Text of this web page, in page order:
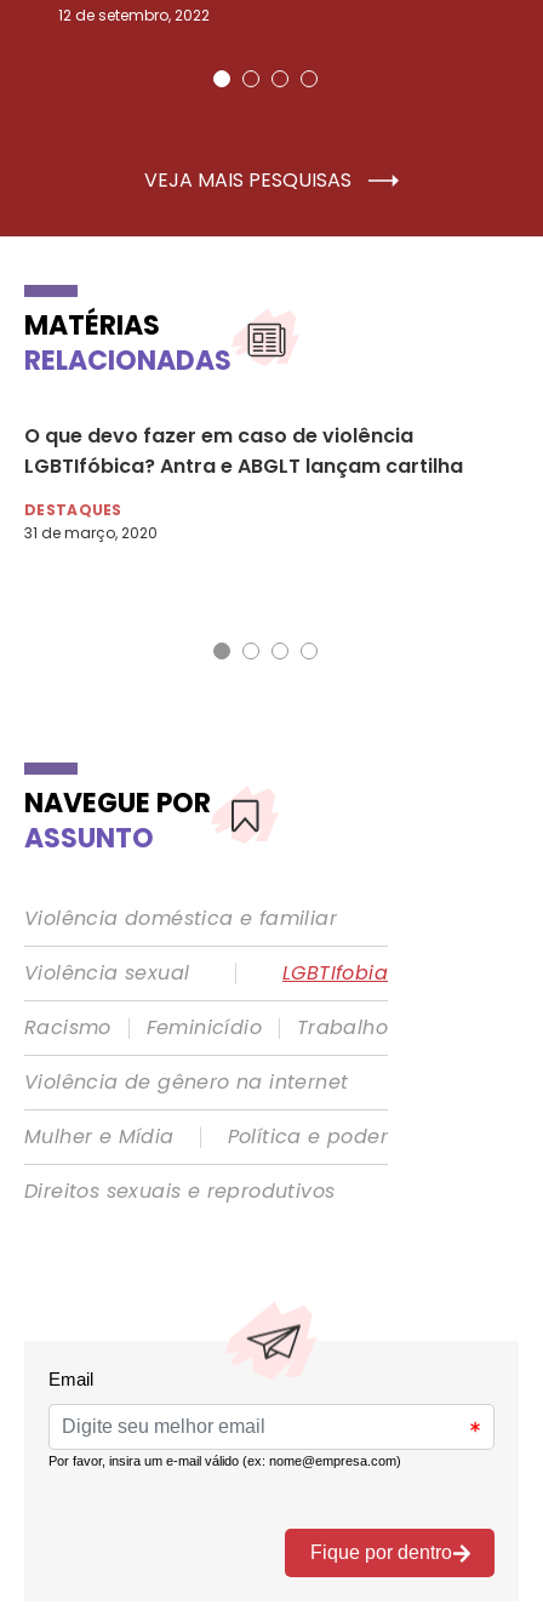
12 de setembro, 2022
VEJA MAIS PESQUISAS
MATÉRIAS
RELACIONADAS
O que devo fazer em caso de violência
LGBTIfóbica? Antra e ABGLT lançam cartilha
DESTAQUES
31 de março, 2020
NAVEGUE POR
ASSUNTO
Violência doméstica e familiar
Violência sexual
|
LGBTIfobia
Racismo
| Feminicídio |
Trabalho
Violência de gênero na internet
Mulher e Mídia
|
Política e poder
Direitos sexuais e reprodutivos